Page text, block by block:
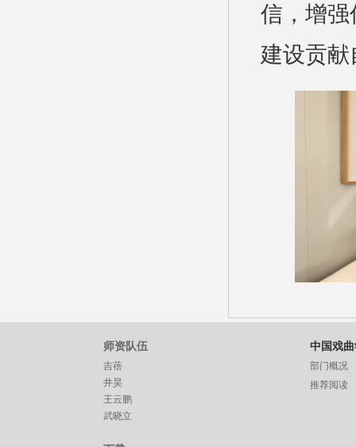
信，增
建设贡
师资队伍
吉蓓
井昊
王云鹏
武晓立
中国戏
部门概况
推荐阅读